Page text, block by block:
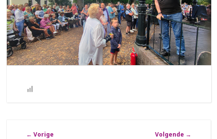
← Vorige Volgende →